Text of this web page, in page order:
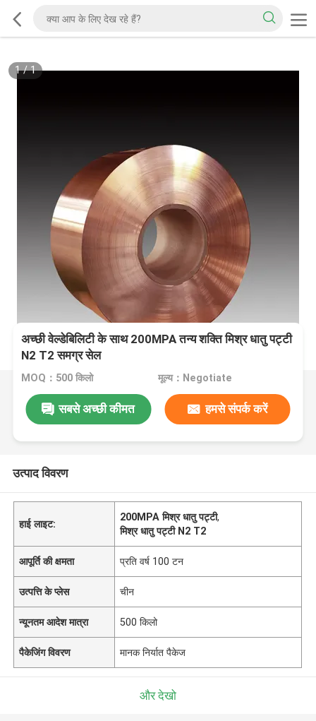
1/1
अच्छी वेल्डेबिलिटी के साथ 200MPA तन्य शक्ति मिश्र धातु पट्टी
N2 T2 समग्र सेल
MOQ：500 किलो मूल्य：Negotiate
सबसे अच्छी कीमत हमसे संपर्क करें
उत्पाद विवरण
हाई लाइट:
200MPA मिश्र धातु पट्टी,
मिश्र धातु पट्टी N2 T2
आपूर्ति की क्षमता प्रति वर्ष 100 टन
उत्पत्ति के प्लेस चीन
न्यूनतम आदेश मात्रा 500 किलो
पैकेजिंग विवरण मानक निर्यात पैकेज
और देखो